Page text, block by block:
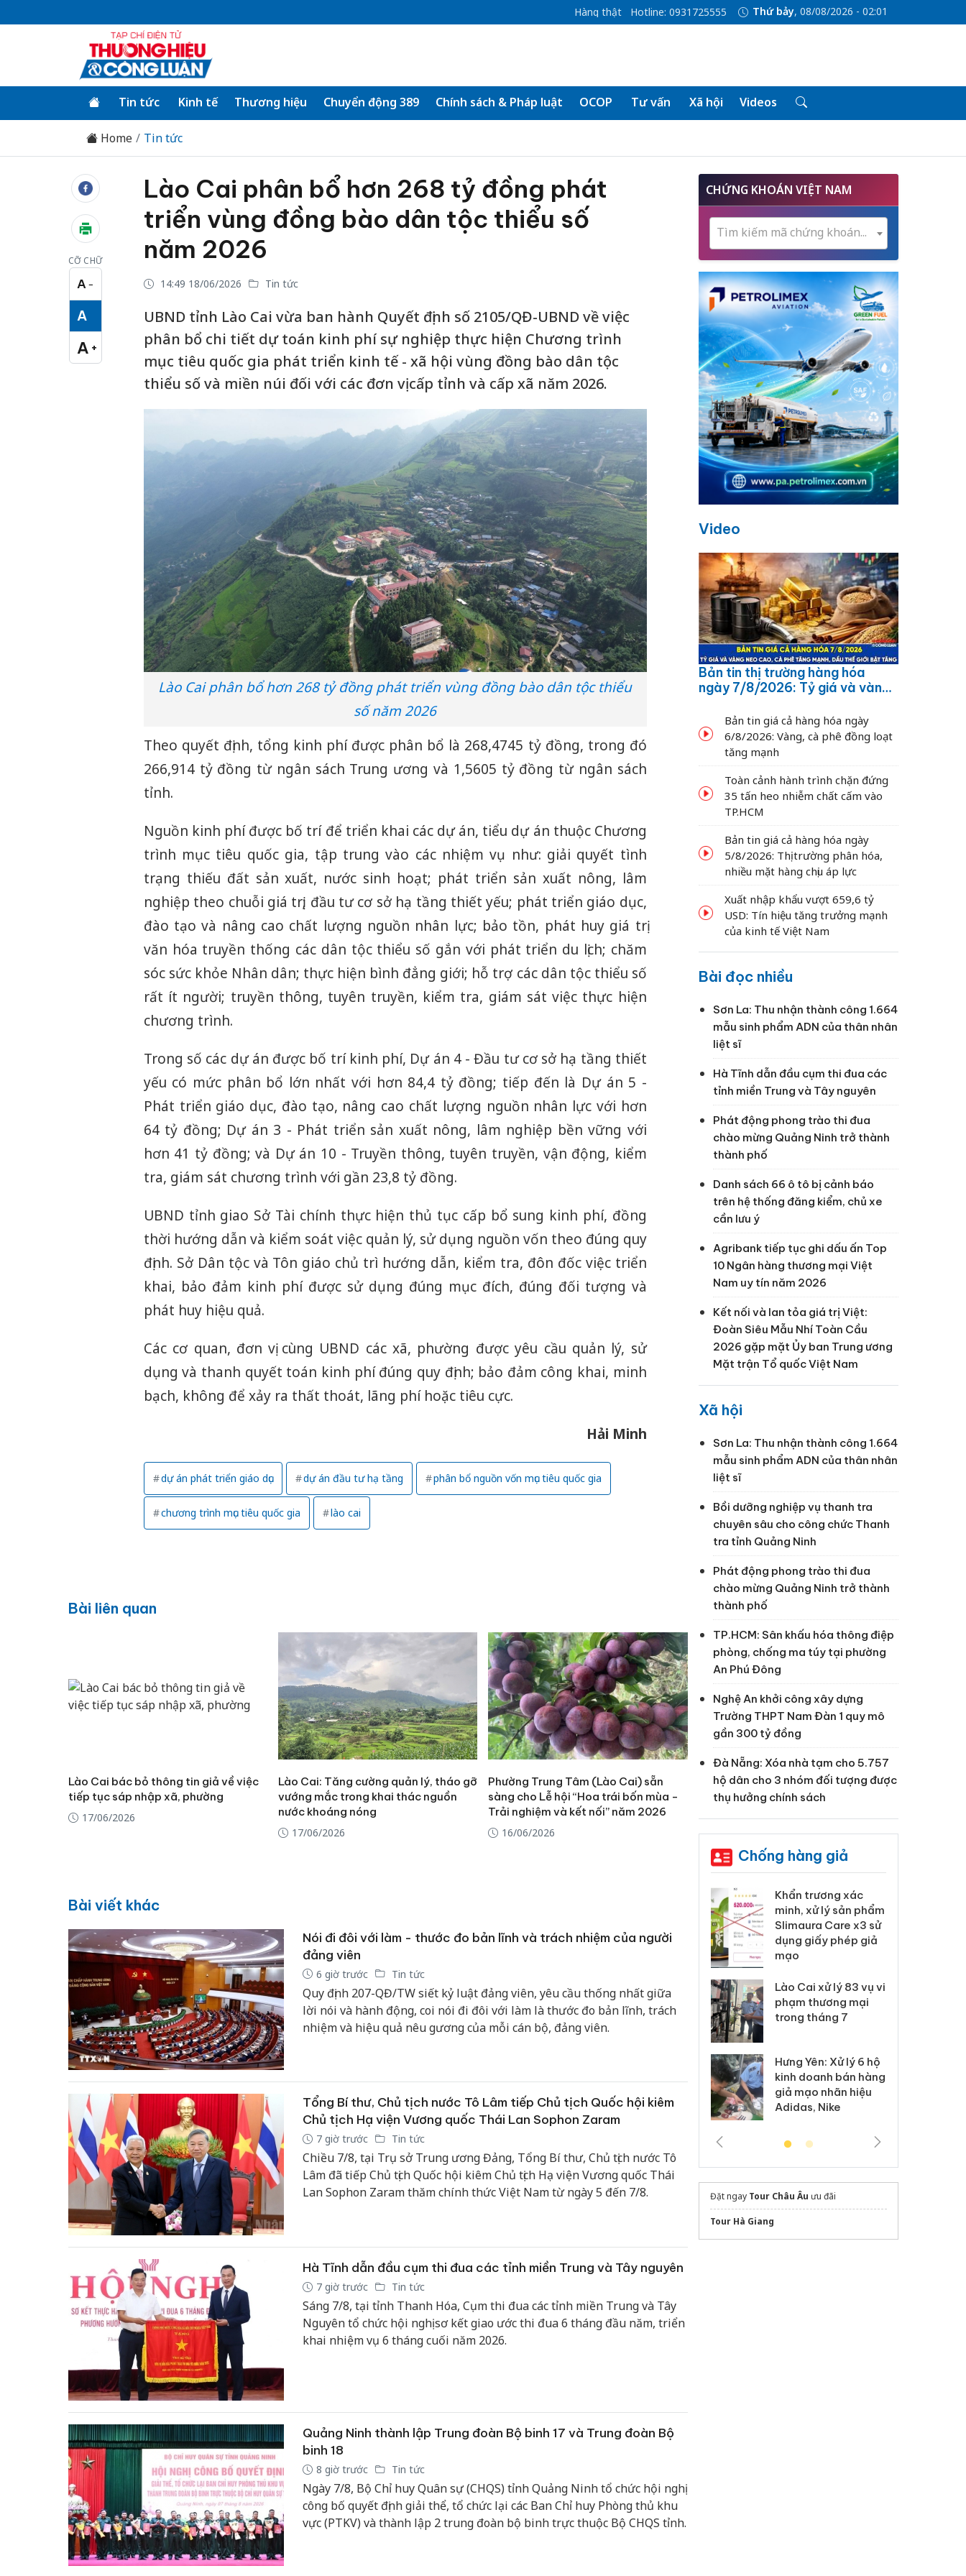
Hàng thật Hotline: 0931725555 Thứ bảy, 08/08/2026 - 02:01
Tin tức Kinh tế Thương hiệu Chuyển động 389 Chính sách & Pháp luật OCOP Tư vấn Xã hội Videos
Home Tin tức
CỠ CHỮ
A −
Cỡ chữ nhỏ
A
Cỡ chữ vừa
A +
Cỡ chữ lớn
Lào Cai phân bổ hơn 268 tỷ đồng phát
triển vùng đồng bào dân tộc thiểu số
năm 2026
14:49 18/06/2026 Tin tức
UBND tỉnh Lào Cai vừa ban hành Quyết định số 2105/QĐ-UBND về việc
phân bổ chi tiết dự toán kinh phí sự nghiệp thực hiện Chương trình
mục tiêu quốc gia phát triển kinh tế - xã hội vùng đồng bào dân tộc
thiểu số và miền núi đối với các đơn vị cấp tỉnh và cấp xã năm 2026.
Lào Cai phân bổ hơn 268 tỷ đồng phát triển vùng đồng bào dân tộc thiểu
số năm 2026
Theo quyết định, tổng kinh phí được phân bổ là 268,4745 tỷ đồng, trong đó
266,914 tỷ đồng từ ngân sách Trung ương và 1,5605 tỷ đồng từ ngân sách
tỉnh.
Nguồn kinh phí được bố trí để triển khai các dự án, tiểu dự án thuộc Chương
trình mục tiêu quốc gia, tập trung vào các nhiệm vụ như: giải quyết tình
trạng thiếu đất sản xuất, nước sinh hoạt; phát triển sản xuất nông, lâm
nghiệp theo chuỗi giá trị; đầu tư cơ sở hạ tầng thiết yếu; phát triển giáo dục,
đào tạo và nâng cao chất lượng nguồn nhân lực; bảo tồn, phát huy giá trị
văn hóa truyền thống các dân tộc thiểu số gắn với phát triển du lịch; chăm
sóc sức khỏe Nhân dân; thực hiện bình đẳng giới; hỗ trợ các dân tộc thiểu số
rất ít người; truyền thông, tuyên truyền, kiểm tra, giám sát việc thực hiện
chương trình.
Trong số các dự án được bố trí kinh phí, Dự án 4 - Đầu tư cơ sở hạ tầng thiết
yếu có mức phân bổ lớn nhất với hơn 84,4 tỷ đồng; tiếp đến là Dự án 5 -
Phát triển giáo dục, đào tạo, nâng cao chất lượng nguồn nhân lực với hơn
64 tỷ đồng; Dự án 3 - Phát triển sản xuất nông, lâm nghiệp bền vững với
hơn 41 tỷ đồng; và Dự án 10 - Truyền thông, tuyên truyền, vận động, kiểm
tra, giám sát chương trình với gần 23,8 tỷ đồng.
UBND tỉnh giao Sở Tài chính thực hiện thủ tục cấp bổ sung kinh phí, đồng
thời hướng dẫn và kiểm soát việc quản lý, sử dụng nguồn vốn theo đúng quy
định. Sở Dân tộc và Tôn giáo chủ trì hướng dẫn, kiểm tra, đôn đốc việc triển
khai, bảo đảm kinh phí được sử dụng đúng mục đích, đúng đối tượng và
phát huy hiệu quả.
Các cơ quan, đơn vị cùng UBND các xã, phường được yêu cầu quản lý, sử
dụng và thanh quyết toán kinh phí đúng quy định; bảo đảm công khai, minh
bạch, không để xảy ra thất thoát, lãng phí hoặc tiêu cực.
Hải Minh
dự án phát triển giáo dục dự án đầu tư hạ tầng phân bổ nguồn vốn mục tiêu quốc gia
chương trình mục tiêu quốc gia lào cai
Bài liên quan
Lào Cai bác bỏ thông tin giả về việc
tiếp tục sáp nhập xã, phường
17/06/2026
Lào Cai: Tăng cường quản lý, tháo gỡ
vướng mắc trong khai thác nguồn
nước khoáng nóng
17/06/2026
Phường Trung Tâm (Lào Cai) sẵn
sàng cho Lễ hội “Hoa trái bốn mùa -
Trải nghiệm và kết nối” năm 2026
16/06/2026
Bài viết khác
Nói đi đôi với làm - thước đo bản lĩnh và trách nhiệm của người
đảng viên
6 giờ trước Tin tức
Quy định 207-QĐ/TW siết kỷ luật đảng viên, yêu cầu thống nhất giữa
lời nói và hành động, coi nói đi đôi với làm là thước đo bản lĩnh, trách
nhiệm và hiệu quả nêu gương của mỗi cán bộ, đảng viên.
Tổng Bí thư, Chủ tịch nước Tô Lâm tiếp Chủ tịch Quốc hội kiêm
Chủ tịch Hạ viện Vương quốc Thái Lan Sophon Zaram
7 giờ trước Tin tức
Chiều 7/8, tại Trụ sở Trung ương Đảng, Tổng Bí thư, Chủ tịch nước Tô
Lâm đã tiếp Chủ tịch Quốc hội kiêm Chủ tịch Hạ viện Vương quốc Thái
Lan Sophon Zaram thăm chính thức Việt Nam từ ngày 5 đến 7/8.
Hà Tĩnh dẫn đầu cụm thi đua các tỉnh miền Trung và Tây nguyên
7 giờ trước Tin tức
Sáng 7/8, tại tỉnh Thanh Hóa, Cụm thi đua các tỉnh miền Trung và Tây
Nguyên tổ chức hội nghị sơ kết giao ước thi đua 6 tháng đầu năm, triển
khai nhiệm vụ 6 tháng cuối năm 2026.
Quảng Ninh thành lập Trung đoàn Bộ binh 17 và Trung đoàn Bộ
binh 18
8 giờ trước Tin tức
Ngày 7/8, Bộ Chỉ huy Quân sự (CHQS) tỉnh Quảng Ninh tổ chức hội nghị
công bố quyết định giải thể, tổ chức lại các Ban Chỉ huy Phòng thủ khu
vực (PTKV) và thành lập 2 trung đoàn bộ binh trực thuộc Bộ CHQS tỉnh.
CHỨNG KHOÁN VIỆT NAM
Tìm kiếm mã chứng khoán...
Video
Bản tin thị trường hàng hóa
ngày 7/8/2026: Tỷ giá và vàng
dầu thế giới bật tăng
Bản tin giá cả hàng hóa ngày
6/8/2026: Vàng, cà phê đồng loạt
tăng mạnh
Toàn cảnh hành trình chặn đứng
35 tấn heo nhiễm chất cấm vào
TP.HCM
Bản tin giá cả hàng hóa ngày
5/8/2026: Thị trường phân hóa,
nhiều mặt hàng chịu áp lực
Xuất nhập khẩu vượt 659,6 tỷ
USD: Tín hiệu tăng trưởng mạnh
của kinh tế Việt Nam
Bài đọc nhiều
Sơn La: Thu nhận thành công 1.664
mẫu sinh phẩm ADN của thân nhân
liệt sĩ
Hà Tĩnh dẫn đầu cụm thi đua các
tỉnh miền Trung và Tây nguyên
Phát động phong trào thi đua
chào mừng Quảng Ninh trở thành
thành phố
Danh sách 66 ô tô bị cảnh báo
trên hệ thống đăng kiểm, chủ xe
cần lưu ý
Agribank tiếp tục ghi dấu ấn Top
10 Ngân hàng thương mại Việt
Nam uy tín năm 2026
Kết nối và lan tỏa giá trị Việt:
Đoàn Siêu Mẫu Nhí Toàn Cầu
2026 gặp mặt Ủy ban Trung ương
Mặt trận Tổ quốc Việt Nam
Xã hội
Sơn La: Thu nhận thành công 1.664
mẫu sinh phẩm ADN của thân nhân
liệt sĩ
Bồi dưỡng nghiệp vụ thanh tra
chuyên sâu cho công chức Thanh
tra tỉnh Quảng Ninh
Phát động phong trào thi đua
chào mừng Quảng Ninh trở thành
thành phố
TP.HCM: Sân khấu hóa thông điệp
phòng, chống ma túy tại phường
An Phú Đông
Nghệ An khởi công xây dựng
Trường THPT Nam Đàn 1 quy mô
gần 300 tỷ đồng
Đà Nẵng: Xóa nhà tạm cho 5.757
hộ dân cho 3 nhóm đối tượng được
thụ hưởng chính sách
Chống hàng giả
bảo vệ môi trường
Công an Thanh Hóa
tìm bị hại trong vụ
án sản xuất, buôn
bán yến sào giả
hại trong vụ án buôn
bán bình sữa
Moyuum giả
Khẩn trương xác
minh, xử lý sản phẩm
Slimaura Care x3 sử
dụng giấy phép giả
mạo
Lào Cai xử lý 83 vụ vi
phạm thương mại
trong tháng 7
Hưng Yên: Xử lý 6 hộ
kinh doanh bán hàng
giả mạo nhãn hiệu
Adidas, Nike
Đặt ngay Tour Châu Âu ưu đãi
Tour Hà Giang